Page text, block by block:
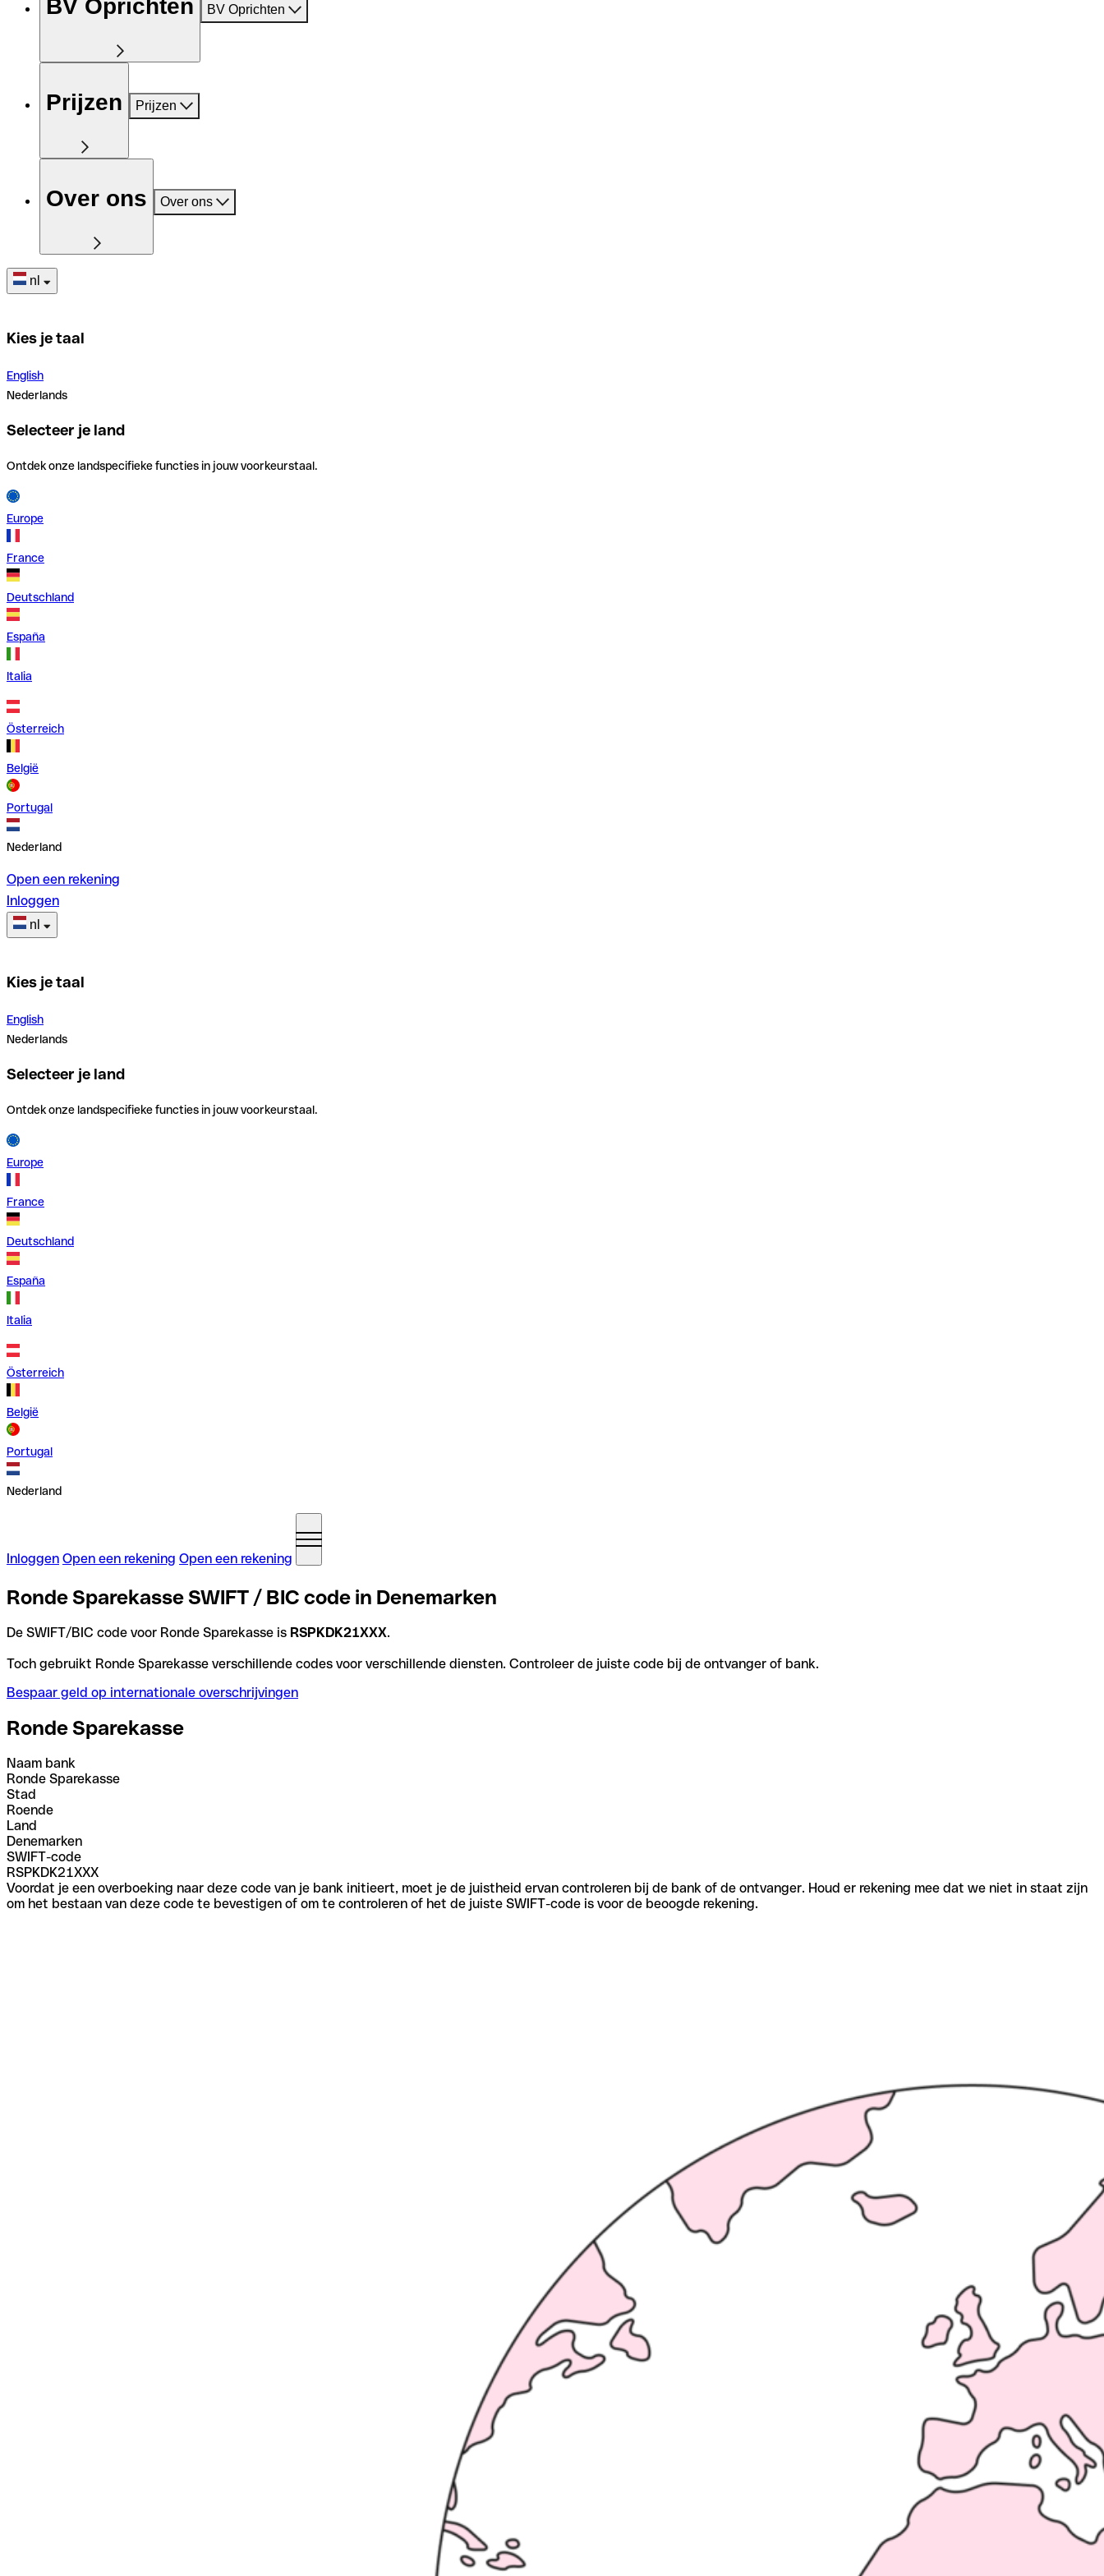
BV Oprichten BV Oprichten
Prijzen Prijzen
Over ons Over ons
nl
Kies je taal
English
Nederlands
Selecteer je land
Ontdek onze landspecifieke functies in jouw voorkeurstaal.
Europe
France
Deutschland
España
Italia
Österreich
België
Portugal
Nederland
Open een rekening
Inloggen
nl
Kies je taal
English
Nederlands
Selecteer je land
Ontdek onze landspecifieke functies in jouw voorkeurstaal.
Europe
France
Deutschland
España
Italia
Österreich
België
Portugal
Nederland
Inloggen Open een rekening Open een rekening
Ronde Sparekasse SWIFT / BIC code in Denemarken
De SWIFT/BIC code voor Ronde Sparekasse is RSPKDK21XXX.
Toch gebruikt Ronde Sparekasse verschillende codes voor verschillende diensten. Controleer de juiste code bij de ontvanger of bank.
Bespaar geld op internationale overschrijvingen
Ronde Sparekasse
Naam bank
Ronde Sparekasse
Stad
Roende
Land
Denemarken
SWIFT-code
RSPKDK21XXX
Voordat je een overboeking naar deze code van je bank initieert, moet je de juistheid ervan controleren bij de bank of de ontvanger. Houd er rekening mee dat we niet in staat zijn
om het bestaan van deze code te bevestigen of om te controleren of het de juiste SWIFT-code is voor de beoogde rekening.